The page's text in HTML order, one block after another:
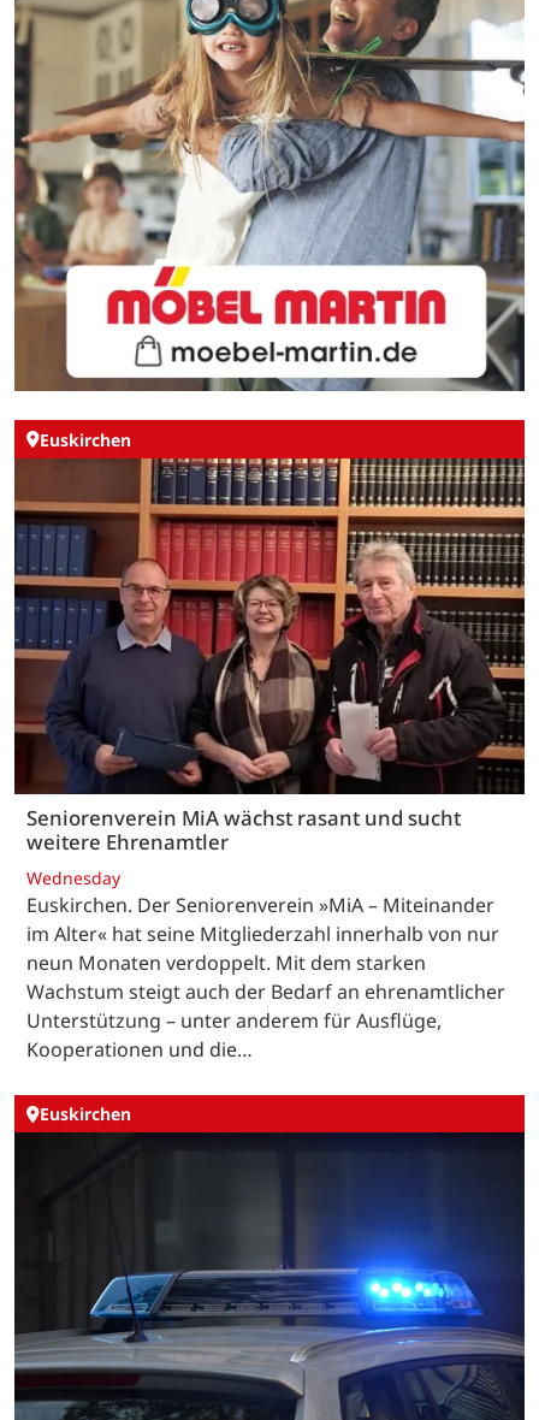
Euskirchen
Seniorenverein MiA wächst rasant und sucht
weitere Ehrenamtler
Wednesday
Euskirchen. Der Seniorenverein »MiA – Miteinander
im Alter« hat seine Mitgliederzahl innerhalb von nur
neun Monaten verdoppelt. Mit dem starken
Wachstum steigt auch der Bedarf an ehrenamtlicher
Unterstützung – unter anderem für Ausflüge,
Kooperationen und die…
Euskirchen